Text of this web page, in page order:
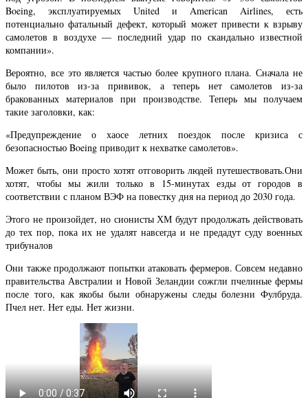
Boeing, эксплуатируемых United и American Airlines, есть
потенциально фатальный дефект, который может привести к взрыву
самолетов в воздухе — последний удар по скандально известной
компании».
Вероятно, все это является частью более крупного плана. Сначала не
было пилотов из-за прививок, а теперь нет самолетов из-за
бракованных материалов при производстве. Теперь мы получаем
такие заголовки, как:
«Предупреждение о хаосе летних поездок после кризиса с
безопасностью Boeing приводит к нехватке самолетов».
Может быть, они просто хотят отговорить людей путешествовать.Они
хотят, чтобы мы жили только в 15-минутах езды от городов в
соответствии с планом ВЭФ на повестку дня на период до 2030 года.
Этого не произойдет, но сионисты ХМ будут продолжать действовать
до тех пор, пока их не удалят навсегда и не предадут суду военных
трибуналов
Они также продолжают попытки атаковать фермеров. Совсем недавно
правительства Австралии и Новой Зеландии сожгли пчелиные фермы
после того, как якобы были обнаружены следы болезни Фулбруда.
Пчел нет. Нет еды. Нет жизни.